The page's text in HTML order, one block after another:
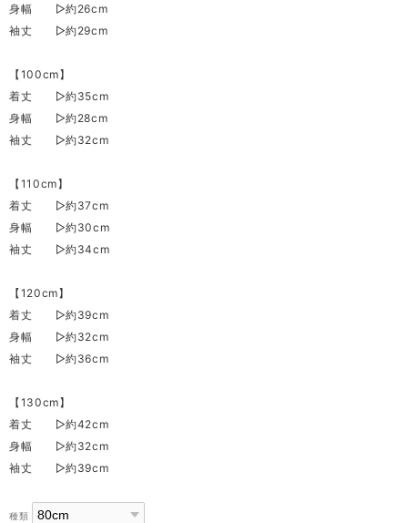
身幅 ▷約26cm
袖丈 ▷約29cm
【100cm】
着丈 ▷約35cm
身幅 ▷約28cm
袖丈 ▷約32cm
【110cm】
着丈 ▷約37cm
身幅 ▷約30cm
袖丈 ▷約34cm
【120cm】
着丈 ▷約39cm
身幅 ▷約32cm
袖丈 ▷約36cm
【130cm】
着丈 ▷約42cm
身幅 ▷約32cm
袖丈 ▷約39cm
種類